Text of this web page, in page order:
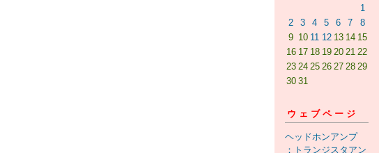
1
2
3 4 5 6 7
8
9 10 11 12 13 14 15
16 17 18 19 20 21 22
23 24 25 26 27 28 29
30 31
ウェブページ
ヘッドホンアンプ
：トランジスタアン